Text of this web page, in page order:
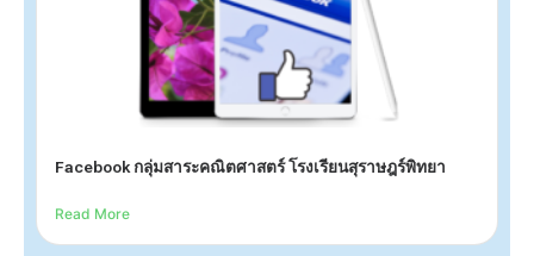
Facebook กลุ่มสาระคณิตศาสตร์ โรงเรียนสุราษฎร์พิทยา
Read More